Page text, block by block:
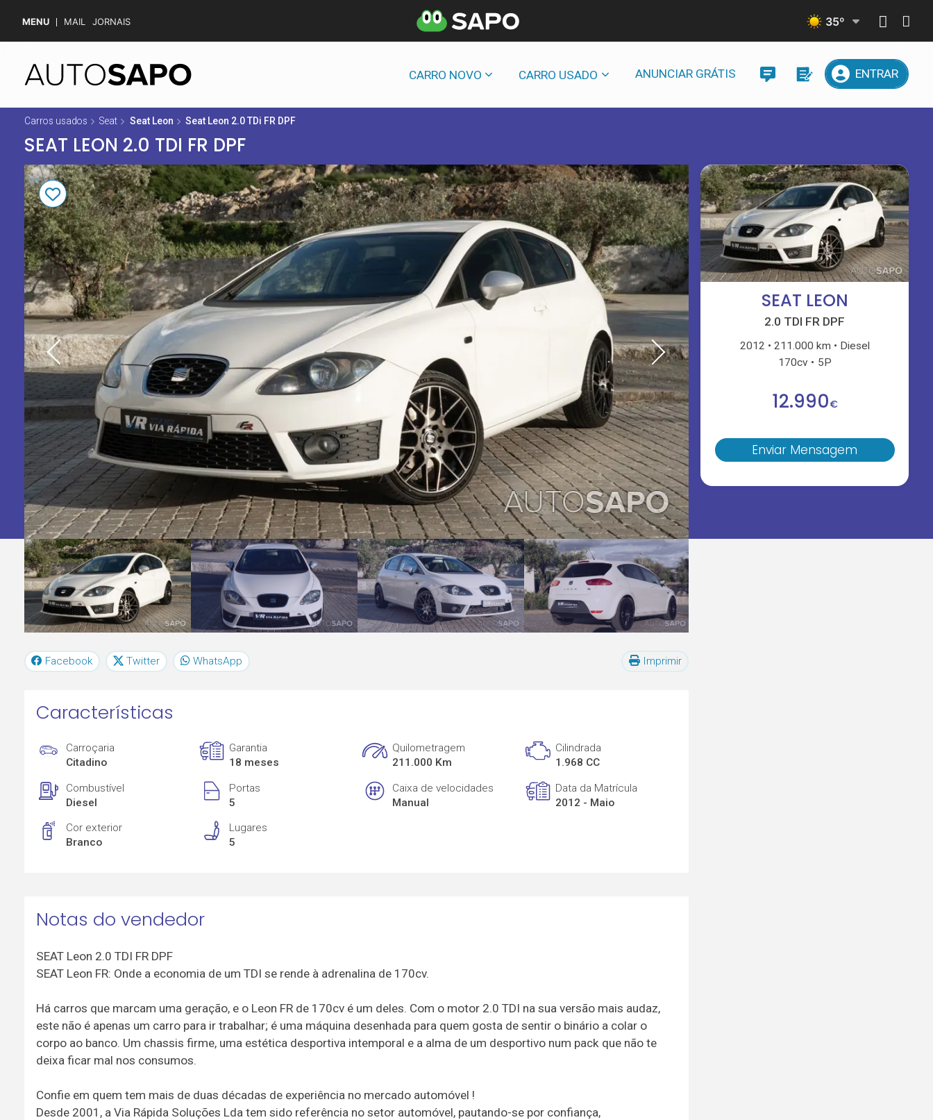
MENU MAIL JORNAIS 35º
CARRO NOVO CARRO USADO ANUNCIAR GRÁTIS ENTRAR
Carros usados Seat Seat Leon Seat Leon 2.0 TDi FR DPF
SEAT LEON 2.0 TDI FR DPF
SEAT LEON
2.0 TDI FR DPF
2012 211.000 km
Diesel
170cv
5P
12.990€
Enviar Mensagem
Facebook Twitter WhatsApp Imprimir
Características
Carroçaria
Citadino
Garantia
18 meses
Quilometragem
211.000 Km
Cilindrada
1.968 CC
Combustível
Diesel
Portas
5
Caixa de velocidades
Manual
Data da Matrícula
2012 - Maio
Cor exterior
Branco
Lugares
5
Notas do vendedor
SEAT Leon 2.0 TDI FR DPF
SEAT Leon FR: Onde a economia de um TDI se rende à adrenalina de 170cv.
Há carros que marcam uma geração, e o Leon FR de 170cv é um deles. Com o motor 2.0 TDI na sua versão mais audaz,
este não é apenas um carro para ir trabalhar; é uma máquina desenhada para quem gosta de sentir o binário a colar o
corpo ao banco. Um chassis firme, uma estética desportiva intemporal e a alma de um desportivo num pack que não te
deixa ficar mal nos consumos.
Confie em quem tem mais de duas décadas de experiência no mercado automóvel !
Desde 2001, a Via Rápida Soluções Lda tem sido referência no setor automóvel, pautando-se por confiança,